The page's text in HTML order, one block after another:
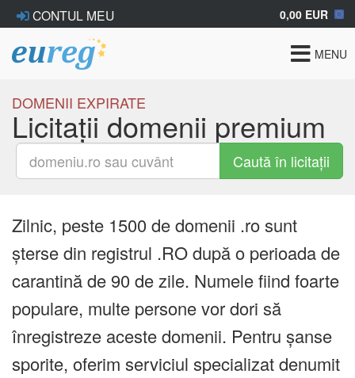
CONTUL MEU 0,00 EUR
Toggle
MENU
DOMENII EXPIRATE
Licitații domenii premium
Caută în licitații
Zilnic, peste 1500 de domenii .ro sunt
șterse din registrul .RO după o perioada de
carantină de 90 de zile. Numele fiind foarte
populare, multe persone vor dori să
înregistreze aceste domenii. Pentru șanse
sporite, oferim serviciul specializat denumit